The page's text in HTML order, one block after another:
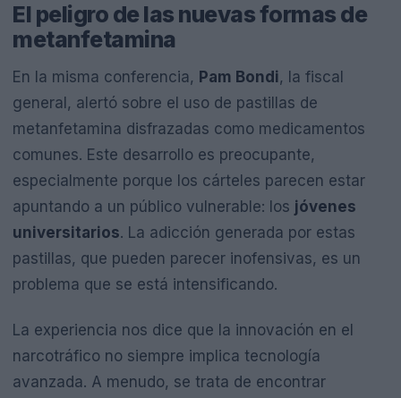
El peligro de las nuevas formas de
metanfetamina
En la misma conferencia, Pam Bondi, la fiscal
general, alertó sobre el uso de pastillas de
metanfetamina disfrazadas como medicamentos
comunes. Este desarrollo es preocupante,
especialmente porque los cárteles parecen estar
apuntando a un público vulnerable: los jóvenes
universitarios. La adicción generada por estas
pastillas, que pueden parecer inofensivas, es un
problema que se está intensificando.
La experiencia nos dice que la innovación en el
narcotráfico no siempre implica tecnología
avanzada. A menudo, se trata de encontrar